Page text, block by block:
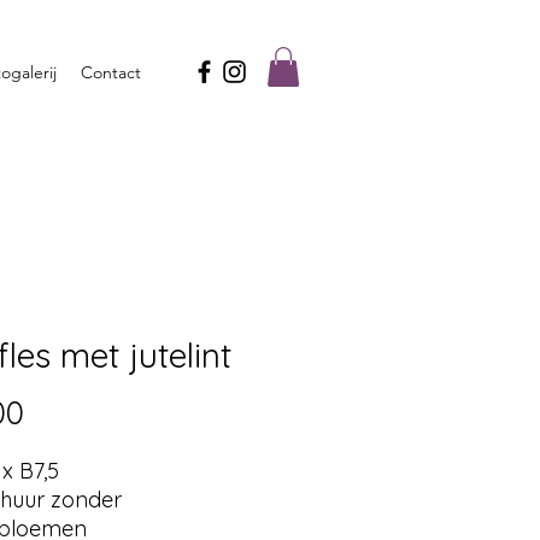
Contact
met jutelint
B7,5
zonder